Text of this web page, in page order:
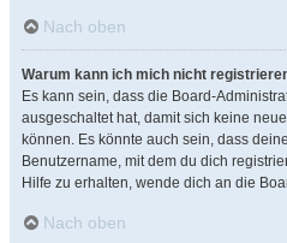
Nach oben
Warum kann ich mich nicht
Es kann sein, dass die Board-
ausgeschaltet hat, damit sich keine
können. Es könnte auch sein, dass
Benutzername, mit dem du dich
Hilfe zu erhalten, wende dich an die
Nach oben